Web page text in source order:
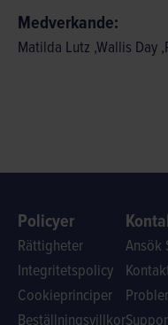
Medverkande:
Matilda Lutz ,Wallis Day
Policyer
Rättigheter
Integritetspolicy
Cookieprinciper
Beställningsvillkor
Ansök